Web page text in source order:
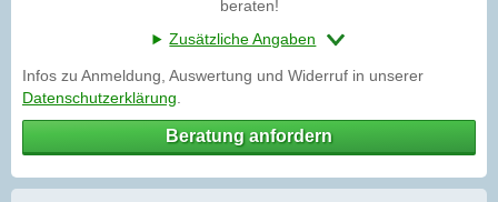
beraten!
Zusätzliche Angaben
Infos zu Anmeldung, Auswertung und Widerruf in unserer
Datenschutzerklärung
Beratung anfordern